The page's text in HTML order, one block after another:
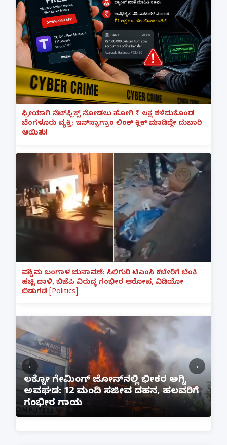
ಫ್ರೀಯಾಗಿ ನೆಟ್‌ಫ್ಲಿಕ್ಸ್ ನೋಡಲು ಹೋಗಿ ₹1 ಲಕ್ಷ ಕಳೆದುಕೊಂಡ
ಬೆಂಗಳೂರು ವ್ಯಕ್ತಿ; ಇನ್‌ಸ್ಟಾಗ್ರಾಂ ಲಿಂಕ್ ಕ್ಲಿಕ್ ಮಾಡಿದ್ದೇ ದುಬಾರಿ
ಆಯಿತು!
ಪಶ್ಚಿಮ ಬಂಗಾಳ ಚುನಾವಣೆ: ಸಿಲಿಗುರಿ ಟಿಎಂಸಿ ಕಚೇರಿಗೆ ಬೆಂಕಿ
ಹಚ್ಚಿ ದಾಳಿ, ಬಿಜೆಪಿ ವಿರುದ್ಧ ಗಂಭೀರ ಆರೋಪ, ವಿಡಿಯೋ
ಬಿಡುಗಡೆ [Politics]
ಲಕ್ನೋ ಗೇಮಿಂಗ್ ಜೋನ್‌ನಲ್ಲಿ ಭೀಕರ ಅಗ್ನಿ
ಅವಘಡ: 12 ಮಂದಿ ಸಜೀವ ದಹನ, ಹಲವರಿಗೆ
ಗಂಭೀರ ಗಾಯ
‹ ›